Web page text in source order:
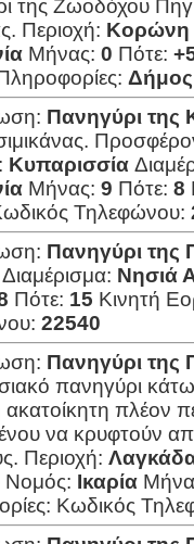
της Ζωοδόχου
Περιοχή: Κορώνη
Μήνας: 0 Πότε:
Πανηγύρι της
Κυπαρισσία
Μήνας: 9 Πότε: 8
Τηλεφώνου:
Πανηγύρι της
Διαμέρισμα: Νησιά
Πότε: 15 Κινητή
22540
Πανηγύρι της
πανηγύρι
ακατοίκητη πλέον
να κρυφτούν
Περιοχή:
Νομός: Ικαρία
Κωδικός